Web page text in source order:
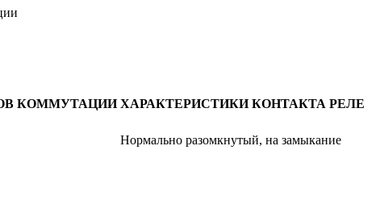
КОММУТАЦИИ ХАРАКТЕРИСТИКИ КОНТАКТА РЕЛЕ
Нормально разомкнутый, на замыкание